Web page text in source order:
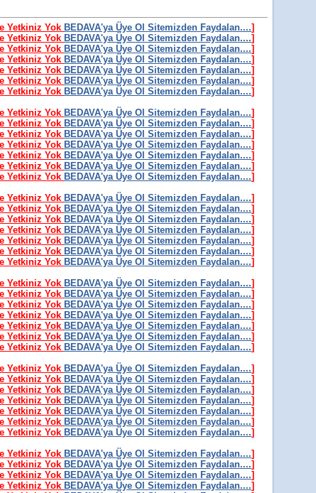
Yetkiniz Yok BEDAVA'ya Üye Ol Sitemizden Faydalan....]
Yetkiniz Yok BEDAVA'ya Üye Ol Sitemizden Faydalan....]
Yetkiniz Yok BEDAVA'ya Üye Ol Sitemizden Faydalan....]
Yetkiniz Yok BEDAVA'ya Üye Ol Sitemizden Faydalan....]
Yetkiniz Yok BEDAVA'ya Üye Ol Sitemizden Faydalan....]
Yetkiniz Yok BEDAVA'ya Üye Ol Sitemizden Faydalan....]
Yetkiniz Yok BEDAVA'ya Üye Ol Sitemizden Faydalan....]
Yetkiniz Yok BEDAVA'ya Üye Ol Sitemizden Faydalan....]
Yetkiniz Yok BEDAVA'ya Üye Ol Sitemizden Faydalan....]
Yetkiniz Yok BEDAVA'ya Üye Ol Sitemizden Faydalan....]
Yetkiniz Yok BEDAVA'ya Üye Ol Sitemizden Faydalan....]
Yetkiniz Yok BEDAVA'ya Üye Ol Sitemizden Faydalan....]
Yetkiniz Yok BEDAVA'ya Üye Ol Sitemizden Faydalan....]
Yetkiniz Yok BEDAVA'ya Üye Ol Sitemizden Faydalan....]
Yetkiniz Yok BEDAVA'ya Üye Ol Sitemizden Faydalan....]
Yetkiniz Yok BEDAVA'ya Üye Ol Sitemizden Faydalan....]
Yetkiniz Yok BEDAVA'ya Üye Ol Sitemizden Faydalan....]
Yetkiniz Yok BEDAVA'ya Üye Ol Sitemizden Faydalan....]
Yetkiniz Yok BEDAVA'ya Üye Ol Sitemizden Faydalan....]
Yetkiniz Yok BEDAVA'ya Üye Ol Sitemizden Faydalan....]
Yetkiniz Yok BEDAVA'ya Üye Ol Sitemizden Faydalan....]
Yetkiniz Yok BEDAVA'ya Üye Ol Sitemizden Faydalan....]
Yetkiniz Yok BEDAVA'ya Üye Ol Sitemizden Faydalan....]
Yetkiniz Yok BEDAVA'ya Üye Ol Sitemizden Faydalan....]
Yetkiniz Yok BEDAVA'ya Üye Ol Sitemizden Faydalan....]
Yetkiniz Yok BEDAVA'ya Üye Ol Sitemizden Faydalan....]
Yetkiniz Yok BEDAVA'ya Üye Ol Sitemizden Faydalan....]
Yetkiniz Yok BEDAVA'ya Üye Ol Sitemizden Faydalan....]
Yetkiniz Yok BEDAVA'ya Üye Ol Sitemizden Faydalan....]
Yetkiniz Yok BEDAVA'ya Üye Ol Sitemizden Faydalan....]
Yetkiniz Yok BEDAVA'ya Üye Ol Sitemizden Faydalan....]
Yetkiniz Yok BEDAVA'ya Üye Ol Sitemizden Faydalan....]
Yetkiniz Yok BEDAVA'ya Üye Ol Sitemizden Faydalan....]
Yetkiniz Yok BEDAVA'ya Üye Ol Sitemizden Faydalan....]
Yetkiniz Yok BEDAVA'ya Üye Ol Sitemizden Faydalan....]
Yetkiniz Yok BEDAVA'ya Üye Ol Sitemizden Faydalan....]
Yetkiniz Yok BEDAVA'ya Üye Ol Sitemizden Faydalan....]
Yetkiniz Yok BEDAVA'ya Üye Ol Sitemizden Faydalan....]
Yetkiniz Yok BEDAVA'ya Üye Ol Sitemizden Faydalan....]